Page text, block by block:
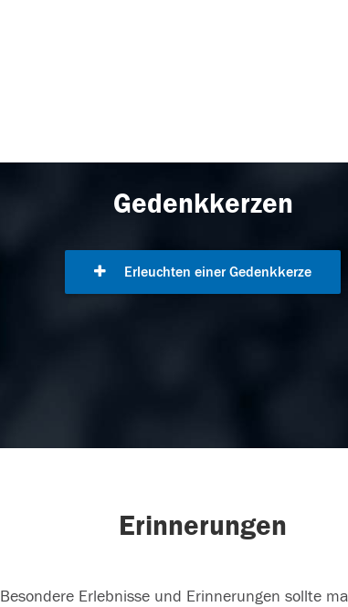
Gedenkkerzen
Erleuchten einer Gedenkkerze
Erinnerungen
Besondere Erlebnisse und Erinnerungen sollte